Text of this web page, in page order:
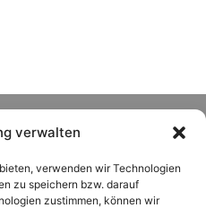
verwalten
verwenden wir Technologien
zu speichern bzw. darauf
zustimmen, können wir